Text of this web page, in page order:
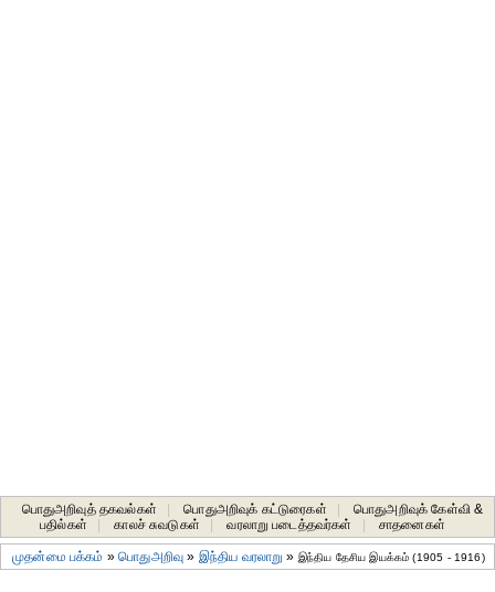
பொதுஅறிவுத் தகவல்கள் பொதுஅறிவுக் கட்டுரைகள்
பொதுஅறிவுக் கேள்வி &
பதில்கள்
காலச் சுவடுகள் வரலாறு படைத்தவர்கள் சாதனைகள்‎
முதன்மை பக்கம் »பொதுஅறிவு » இந்திய வரலாறு » இந்திய தேசிய இயக்கம் (1905 - 1916)